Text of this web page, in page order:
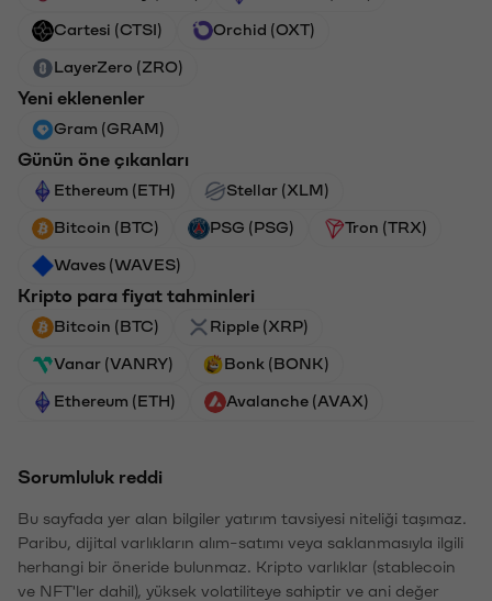
Cartesi (CTSI) Orchid (OXT)
LayerZero (ZRO)
Yeni eklenenler
Gram (GRAM)
Günün öne çıkanları
Ethereum (ETH) Stellar (XLM)
Bitcoin (BTC) PSG (PSG) Tron (TRX)
Waves (WAVES)
Kripto para fiyat tahminleri
Bitcoin (BTC) Ripple (XRP)
Vanar (VANRY) Bonk (BONK)
Ethereum (ETH) Avalanche (AVAX)
Sorumluluk reddi
Bu sayfada yer alan bilgiler yatırım tavsiyesi niteliği taşımaz.
Paribu, dijital varlıkların alım-satımı veya saklanmasıyla ilgili
herhangi bir öneride bulunmaz. Kripto varlıklar (stablecoin
ve NFT'ler dahil), yüksek volatiliteye sahiptir ve ani değer